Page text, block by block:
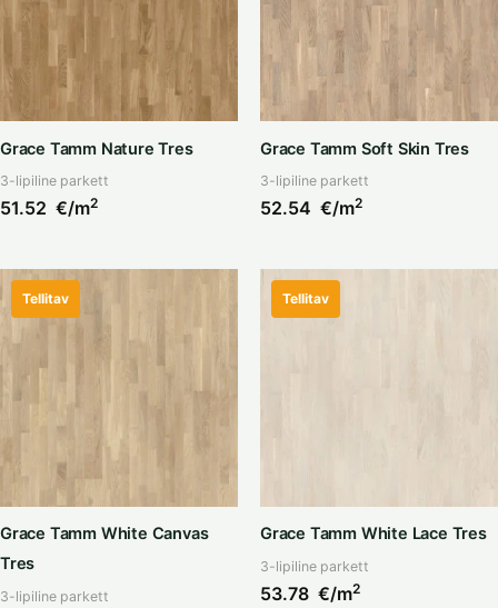
Grace Tamm Nature Tres
3-lipiline parkett
51.52 €/m2
Grace Tamm Soft Skin Tres
3-lipiline parkett
52.54 €/m2
Tellitav
Grace Tamm White Canvas
Tres
3-lipiline parkett
Tellitav
Grace Tamm White Lace Tres
3-lipiline parkett
53.78 €/m2